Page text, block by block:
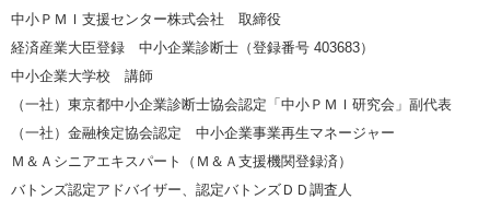
中小ＰＭＩ支援センター株式会社 取締役
経済産業大臣登録 中小企業診断士（登録番号 403683）
中小企業大学校 講師
（一社）東京都中小企業診断士協会認定「中小ＰＭＩ研究会」副代表
（一社）金融検定協会認定 中小企業事業再生マネージャー
Ｍ＆Ａシニアエキスパート（Ｍ＆Ａ支援機関登録済）
バトンズ認定アドバイザー、認定バトンズＤＤ調査人